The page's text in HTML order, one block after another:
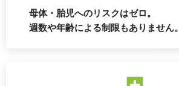
母体・胎児へのリスクはゼロ。
週数や年齢による制限もありません。